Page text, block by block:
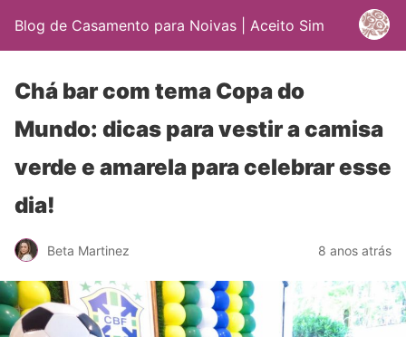
Blog de Casamento para Noivas | Aceito Sim
Chá bar com tema Copa do
Mundo: dicas para vestir a camisa
verde e amarela para celebrar esse
dia!
Beta Martinez 8 anos atrás